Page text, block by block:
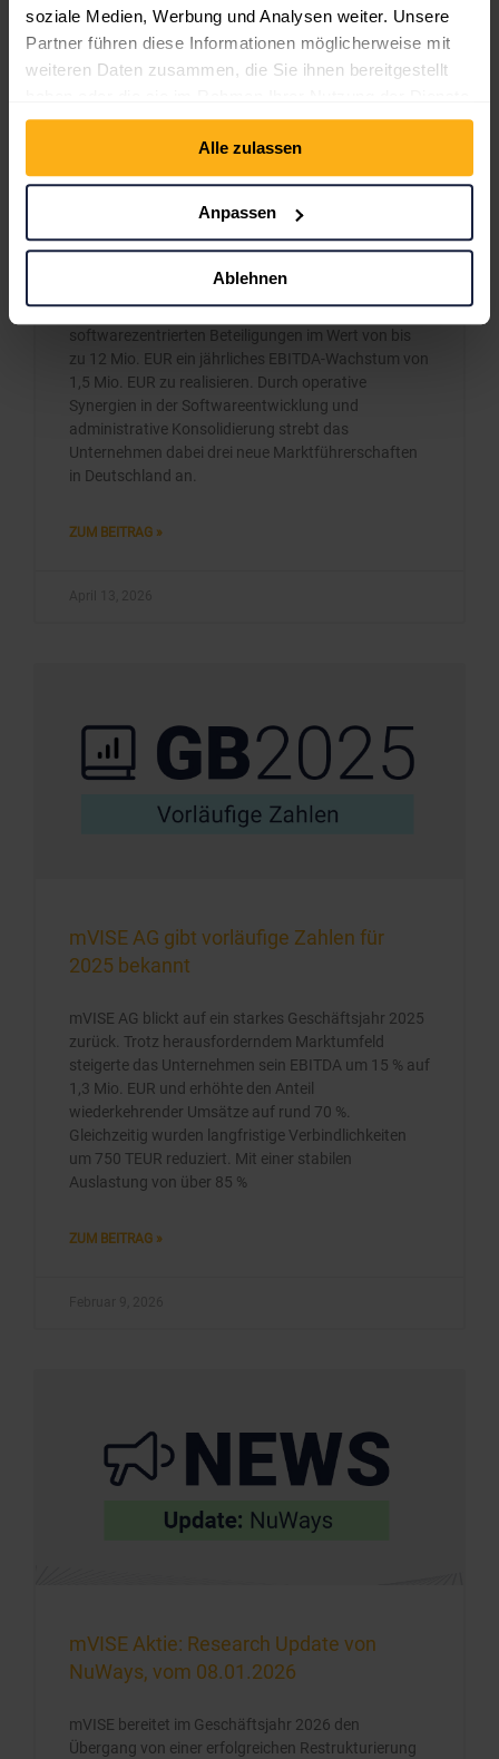
soziale Medien, Werbung und Analysen weiter. Unsere
Partner führen diese Informationen möglicherweise mit
weiteren Daten zusammen, die Sie ihnen bereitgestellt
gesammelt haben.
Alle zulassen
Anpassen
Ablehnen
Beteiligungen
Die mVISE AG plant durch den Erwerb von drei
softwarezentrierten Beteiligungen im Wert von bis
zu 12 Mio. EUR ein jährliches EBITDA-Wachstum von
1,5 Mio. EUR zu realisieren. Durch operative
Synergien in der Softwareentwicklung und
administrative Konsolidierung strebt das
Unternehmen dabei drei neue Marktführerschaften
in Deutschland an.
ZUM BEITRAG »
mVISE AG gibt vorläufige Zahlen für
2025 bekannt
mVISE AG blickt auf ein starkes Geschäftsjahr 2025
zurück. Trotz herausforderndem Marktumfeld
steigerte das Unternehmen sein EBITDA um 15 % auf
1,3 Mio. EUR und erhöhte den Anteil
wiederkehrender Umsätze auf rund 70 %.
Gleichzeitig wurden langfristige Verbindlichkeiten
um 750 TEUR reduziert. Mit einer stabilen
Auslastung von über 85 %
ZUM BEITRAG »
mVISE Aktie: Research Update von
NuWays, vom 08.01.2026
mVISE bereitet im Geschäftsjahr 2026 den
Übergang von einer erfolgreichen Restrukturierung